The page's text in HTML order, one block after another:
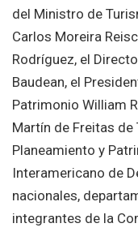
del Ministro de
Carlos Moreira
Rodríguez, el
Baudean, el
Patrimonio William
Martín de Freitas
Planeamiento y
Interamericano de
nacionales,
integrantes de la